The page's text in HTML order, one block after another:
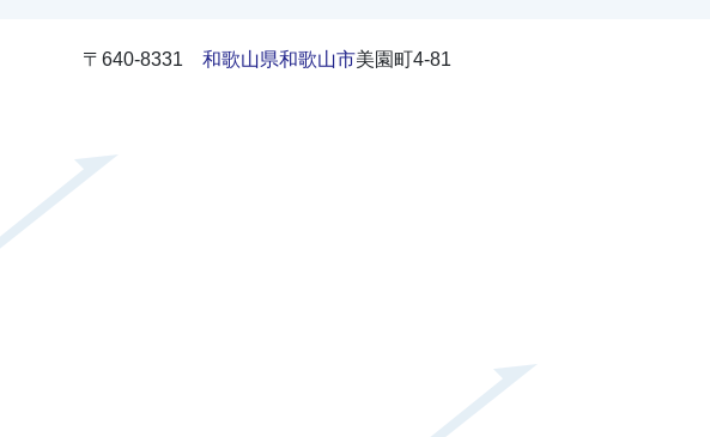
〒640-8331 和歌山県和歌山市美園町4-81